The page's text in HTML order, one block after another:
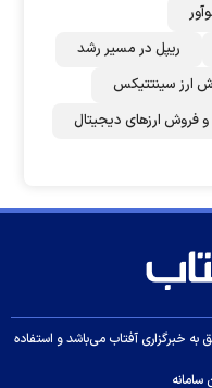
ریپل در مسیر رشد
ارز سینتتیکس
فروش ارزهای دیجیتال
خبرگزاری آفتاب می‌باشد و استفاده
سامانه